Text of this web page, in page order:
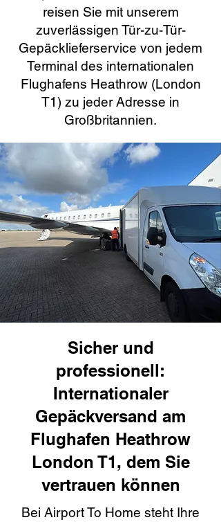
reisen Sie mit unserem
zuverlässigen Tür-zu-Tür-
Gepäcklieferservice von jedem
Terminal des internationalen
Flughafens Heathrow (London
T1) zu jeder Adresse in
Großbritannien.
Sicher und
professionell:
Internationaler
Gepäckversand am
Flughafen Heathrow
London T1, dem Sie
vertrauen können
Bei Airport To Home steht Ihre